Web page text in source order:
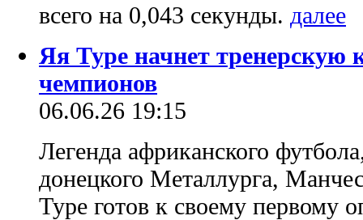
всего на 0,043 секунды.
Яя Туре начнет тренерскую
чемпионов
06.06.26 19:15
Легенда африканского
донецкого Металлурга,
Туре готов к своему первому